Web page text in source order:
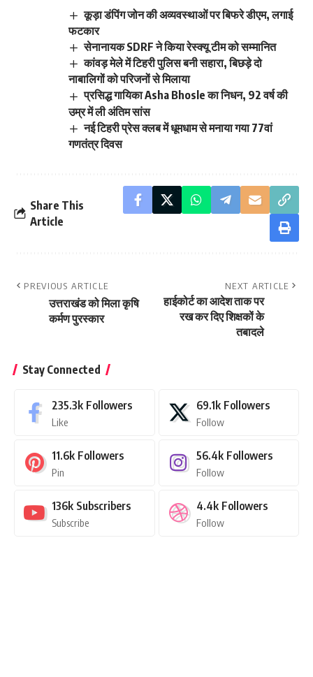
कूड़ा डंपिंग जोन की अव्यवस्थाओं पर बिफरे डीएम, लगाई
फटकार
सेनानायक SDRF ने किया रेस्क्यू टीम को सम्मानित
कांवड़ मेले में टिहरी पुलिस बनी सहारा, बिछड़े दो
नाबालिगों को परिजनों से मिलाया
प्रसिद्ध गायिका Asha Bhosle का निधन, 92 वर्ष की
उम्र में ली अंतिम सांस
नई टिहरी प्रेस क्लब में धूमधाम से मनाया गया 77वां
गणतंत्र दिवस
Share This
Article
PREVIOUS ARTICLE
उत्तराखंड को मिला कृषि
कर्मण पुरस्कार
NEXT ARTICLE
हाईकोर्ट का आदेश ताक पर
रख कर दिए शिक्षकों के
तबादले
Stay Connected
235.3k Followers
Like
69.1k Followers
Follow
11.6k Followers
Pin
56.4k Followers
Follow
136k Subscribers
Subscribe
4.4k Followers
Follow